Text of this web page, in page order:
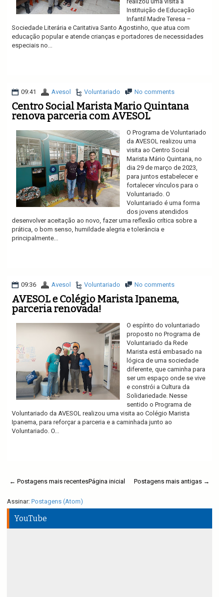
Instituição de Educação
Infantil Madre Teresa –
Sociedade Literária e Caritativa Santo Agostinho, que atua com
educação popular e atende crianças e portadores de necessidades
especiais no...
09:41 Avesol Voluntariado No comments
Centro Social Marista Mario Quintana
renova parceria com AVESOL
O Programa de Voluntariado
da AVESOL realizou uma
visita ao Centro Social
Marista Mário Quintana, no
dia 29 de março de 2023,
para juntos estabelecer e
fortalecer vínculos para o
Voluntariado. O
Voluntariado é uma forma
dos jovens atendidos
desenvolver aceitação ao novo, fazer uma reflexão crítica sobre a
prática, o bom senso, humildade alegria e tolerância e
principalmente...
09:36 Avesol Voluntariado No comments
AVESOL e Colégio Marista Ipanema,
parceria renovada!
O espírito do voluntariado
proposto no Programa de
Voluntariado da Rede
Marista está embasado na
lógica de uma sociedade
diferente, que caminha para
ser um espaço onde se vive
e constrói a Cultura da
Solidariedade. Nesse
sentido o Programa de
Voluntariado da AVESOL realizou uma visita ao Colégio Marista
Ipanema, para reforçar a parceria e a caminhada junto ao
Voluntariado. O...
← Postagens mais recentes Postagens mais antigas →
Página inicial
Assinar: Postagens (Atom)
YouTube